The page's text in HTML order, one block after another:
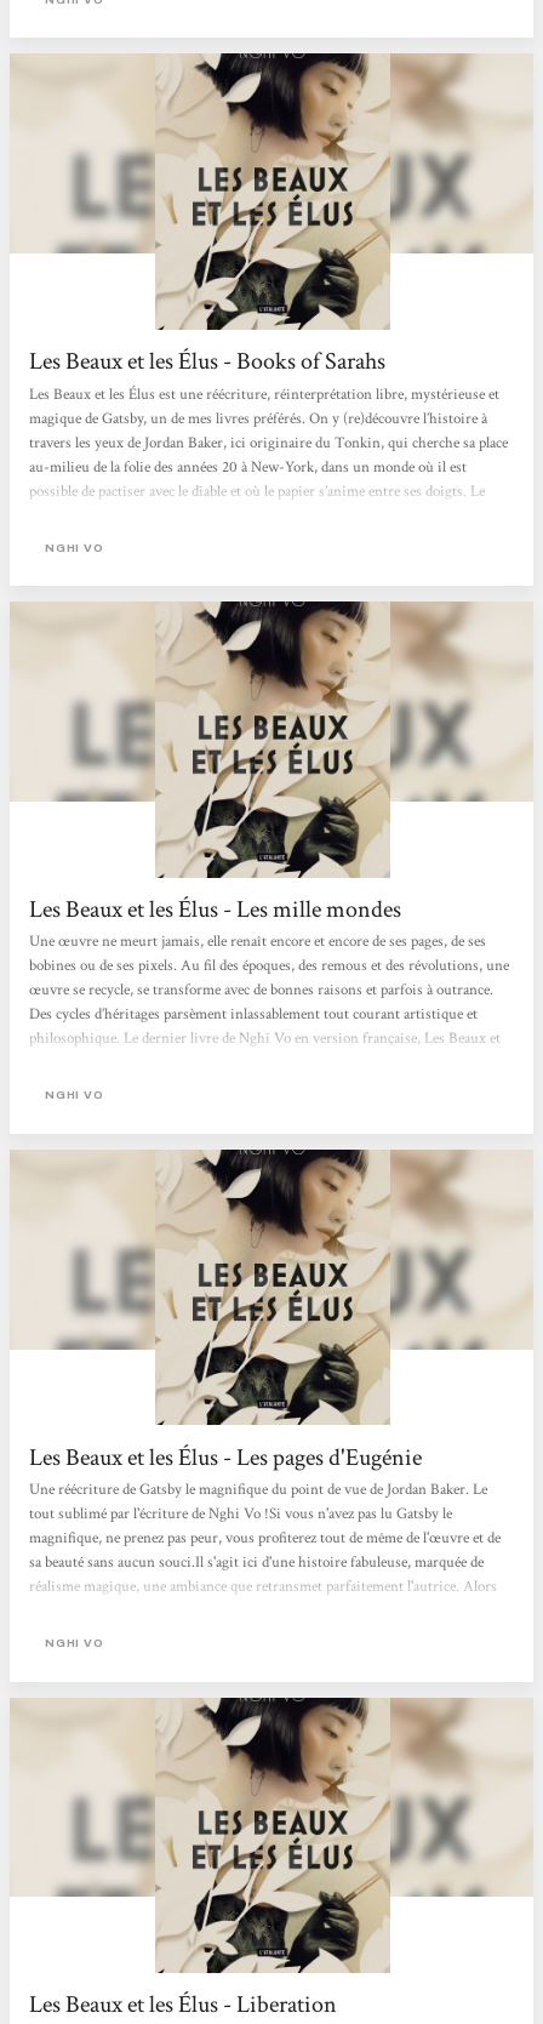
Les Beaux et les Élus - Books of Sarahs
Les Beaux et les Élus est une réécriture, réinterprétation libre, mystérieuse et
magique de Gatsby, un de mes livres préférés. On y (re)découvre l’histoire à
travers les yeux de Jordan Baker, ici originaire du Tonkin, qui cherche sa place
au-milieu de la folie des années 20 à New-York, dans un monde où il est
possible de pactiser avec le diable et où le papier s’anime entre ses doigts. Le
Daisy, et le mystérieux voisin, Jay Gatsby, dont les fêtes s’éternisent...
NGHI VO
Les Beaux et les Élus - Les mille mondes
Une œuvre ne meurt jamais, elle renaît encore et encore de ses pages, de ses
bobines ou de ses pixels. Au fil des époques, des remous et des révolutions, une
œuvre se recycle, se transforme avec de bonnes raisons et parfois à outrance.
Des cycles d’héritages parsèment inlassablement tout courant artistique et
philosophique. Le dernier livre de Nghi Vo en version française, Les Beaux et
réécriture du roman culte Gatsby le Magnifique écrit par Francis Scott
NGHI VO
Les Beaux et les Élus - Les pages d'Eugénie
Une réécriture de Gatsby le magnifique du point de vue de Jordan Baker. Le
tout sublimé par l'écriture de Nghi Vo !Si vous n'avez pas lu Gatsby le
magnifique, ne prenez pas peur, vous profiterez tout de même de l'œuvre et de
sa beauté sans aucun souci.Il s'agit ici d'une histoire fabuleuse, marquée de
réalisme magique, une ambiance que retransmet parfaitement l'autrice. Alors
limites du possible. C'est d'ailleurs l'une des choses apportées au roman de
NGHI VO
Les Beaux et les Élus - Liberation